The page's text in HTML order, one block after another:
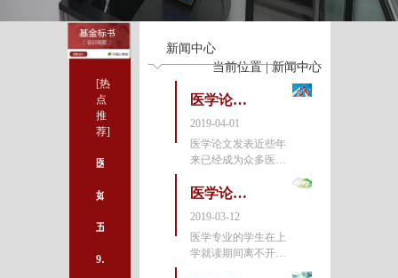
[热
点
推
荐]
973计划标书正确落实的重要性
新闻中心
当前位置 | 新闻中心
医学论文发表都有哪些明显的好处？
2019-04-01
医学论文发表近些年
来已经成为众多医疗
学生都想要实现的一
文发表对于撰写者各
个方面的要求都很
高，但仍
医学论文发表前都需要做哪些准备？
2019-03-12
医学专业的学生在上
学就读期间离不开医